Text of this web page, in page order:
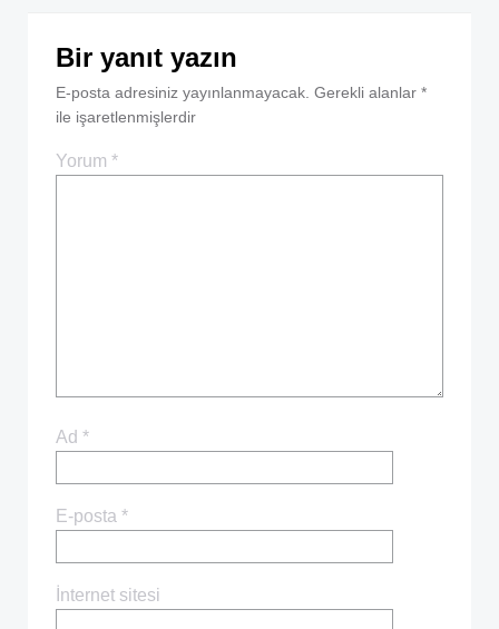
Bir yanıt yazın
E-posta adresiniz yayınlanmayacak. Gerekli alanlar *
ile işaretlenmişlerdir
Yorum *
Ad *
E-posta *
İnternet sitesi